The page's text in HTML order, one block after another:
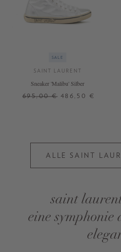
SALE
SAINT LAURENT
Sneaker 'Malibu' Silber
695,00 € 486,50 €
ALLE SAINT
saint
eine